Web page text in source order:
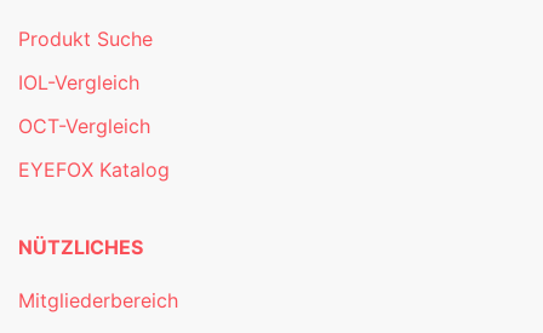
Produkt Suche
IOL-Vergleich
OCT-Vergleich
EYEFOX Katalog
NÜTZLICHES
Mitgliederbereich